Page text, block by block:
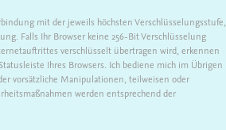
mit der jeweils höchsten Verschlüsselungsstufe,
Falls Ihr Browser keine 256-Bit Verschlüsselung
verschlüsselt übertragen wird, erkennen
Ihres Browsers. Ich bediene mich im Übrigen
vorsätzliche Manipulationen, teilweisen oder
werden entsprechend der